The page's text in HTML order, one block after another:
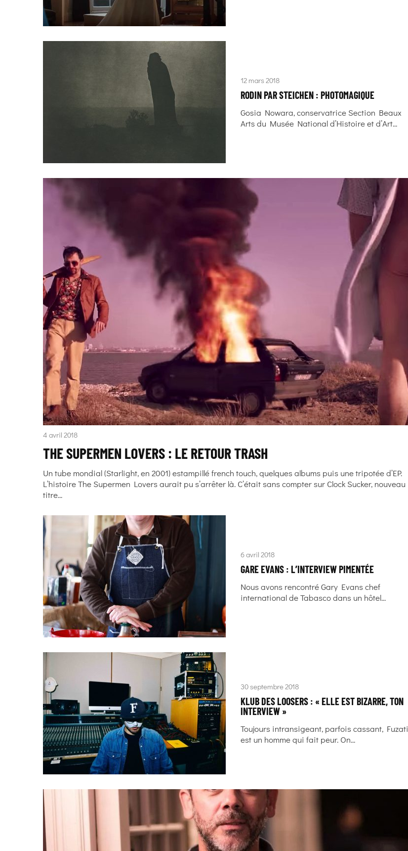
12 mars 2018
RODIN PAR STEICHEN : PHOTOMAGIQUE
Gosia Nowara, conservatrice Section Beaux
Arts du Musée National d’Histoire et d’Art...
4 avril 2018
THE SUPERMEN LOVERS : LE RETOUR TRASH
Un tube mondial (Starlight, en 2001) estampillé french touch, quelques albums puis une tripotée d’EP.
L’histoire The Supermen Lovers aurait pu s’arrêter là. C’était sans compter sur Clock Sucker, nouveau
titre...
6 avril 2018
GARE EVANS : L’INTERVIEW PIMENTÉE
Nous avons rencontré Gary Evans chef
international de Tabasco dans un hôtel...
30 septembre 2018
KLUB DES LOOSERS : « ELLE EST BIZARRE, TON
INTERVIEW »
Toujours intransigeant, parfois cassant, Fuzati
est un homme qui fait peur. On...